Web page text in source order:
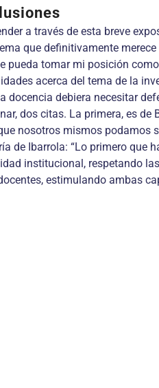
a través de esta breve
que definitivamente
pueda tomar mi posición
acerca del tema de la
docencia debiera necesitar
dos citas. La primera, es
nosotros mismos podamos
de Ibarrola: “Lo primero
institucional, respetando
estimulando ambas